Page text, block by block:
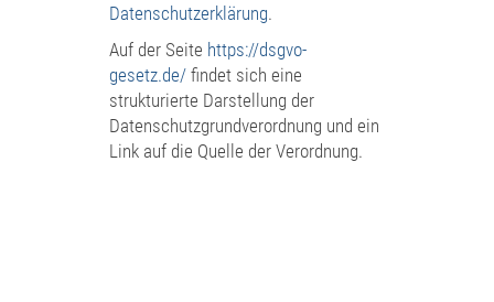
Datenschutzerklärung.
Auf der Seite https://dsgvo-
gesetz.de/ findet sich eine
strukturierte Darstellung der
Datenschutzgrundverordnung und ein
Link auf die Quelle der Verordnung.